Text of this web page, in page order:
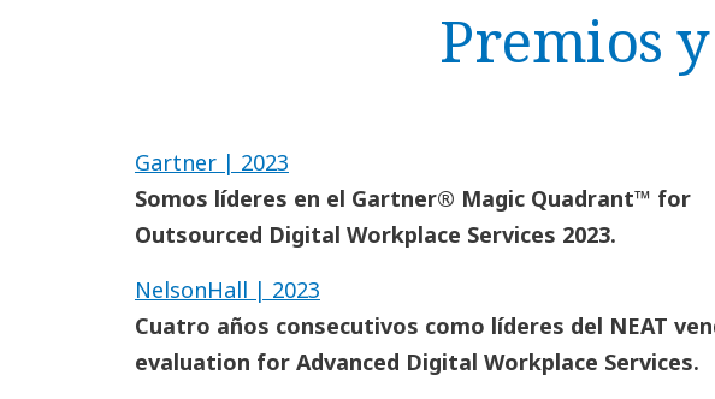
Premios
Gartner | 2023
Somos líderes en el Gartner® Magic Quadrant™ for
Outsourced Digital Workplace Services 2023.
NelsonHall | 2023
Cuatro años consecutivos como líderes del NEAT
evaluation for Advanced Digital Workplace Services.